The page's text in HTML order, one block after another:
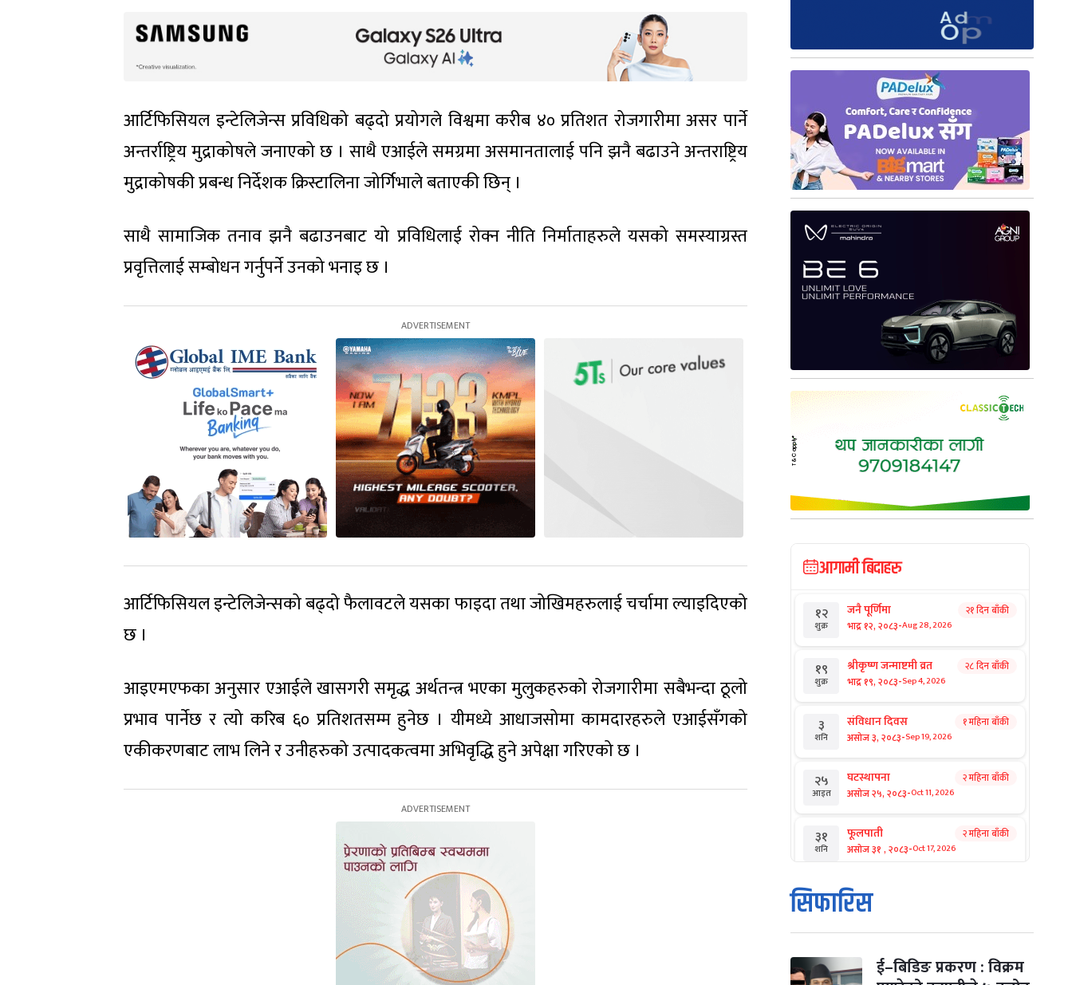
आर्टिफिसियल इन्टेलिजेन्स प्रविधिको बढ्दो प्रयोगले विश्वमा करीब ४० प्रतिशत रोजगारीमा असर पार्ने
अन्तर्राष्ट्रिय मुद्राकोषले जनाएको छ । साथै एआईले समग्रमा असमानतालाई पनि झनै बढाउने अन्तराष्ट्रिय
मुद्राकोषकी प्रबन्ध निर्देशक क्रिस्टालिना जोर्गिभाले बताएकी छिन् ।
साथै सामाजिक तनाव झनै बढाउनबाट यो प्रविधिलाई रोक्न नीति निर्माताहरुले यसको समस्याग्रस्त
प्रवृत्तिलाई सम्बोधन गर्नुपर्ने उनको भनाइ छ ।
आर्टिफिसियल इन्टेलिजेन्सको बढ्दो फैलावटले यसका फाइदा तथा जोखिमहरुलाई चर्चामा ल्याइदिएको
छ ।
आइएमएफका अनुसार एआईले खासगरी समृद्ध अर्थतन्त्र भएका मुलुकहरुको रोजगारीमा सबैभन्दा ठूलो
प्रभाव पार्नेछ र त्यो करिब ६० प्रतिशतसम्म हुनेछ । यीमध्ये आधाजसोमा कामदारहरुले एआईसँगको
एकीकरणबाट लाभ लिने र उनीहरुको उत्पादकत्वमा अभिवृद्धि हुने अपेक्षा गरिएको छ ।
आगामी बिदाहरु
१२
शुक्र
जनै पूर्णिमा
भाद्र १२, २०८३-Aug 28, 2026
२१ दिन बाँकी
१९
शुक्र
श्रीकृष्ण जन्माष्टमी व्रत
भाद्र १९, २०८३-Sep 4, 2026
२८ दिन बाँकी
३
शनि
संविधान दिवस
असोज ३, २०८३-Sep 19, 2026
१ महिना बाँकी
२५
आइत
घटस्थापना
असोज २५, २०८३-Oct 11, 2026
२ महिना बाँकी
३१
शनि
फूलपाती
असोज ३१ , २०८३-Oct 17, 2026
२ महिना बाँकी
१
आइत
कार्तिक सङ्क्रान्ति
कार्तिक १, २०८३
मंगल कार्तिक ३, २०८३-Oct 20, 2026
सिफारिस
ई–बिडिङ प्रकरण : विक्रम